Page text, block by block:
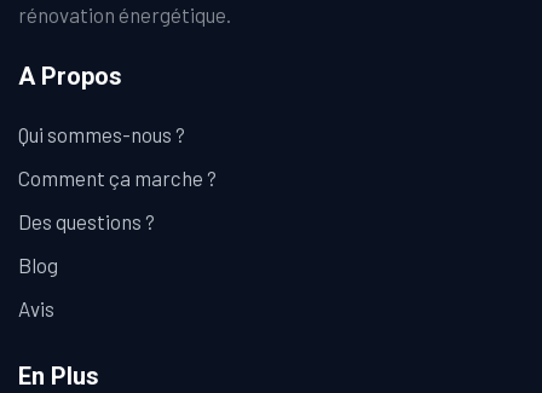
rénovation énergétique.
A Propos
Qui sommes-nous ?
Comment ça marche ?
Des questions ?
Blog
Avis
En Plus